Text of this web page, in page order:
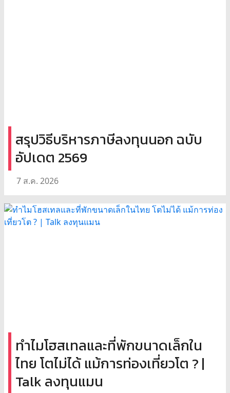
สรุปวิธีบริหารภาษีลงทุนนอก ฉบับ
อัปเดต 2569
7 ส.ค. 2026
ทำไมโฮสเทลและที่พักขนาดเล็กใน
ไทย โตไม่ได้ แม้การท่องเที่ยวโต ? |
Talk ลงทุนแมน